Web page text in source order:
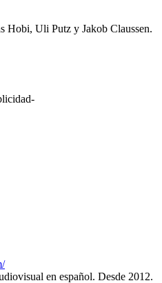
Hobi, Uli Putz y Jakob Claussen.
en español. Desde 2012.